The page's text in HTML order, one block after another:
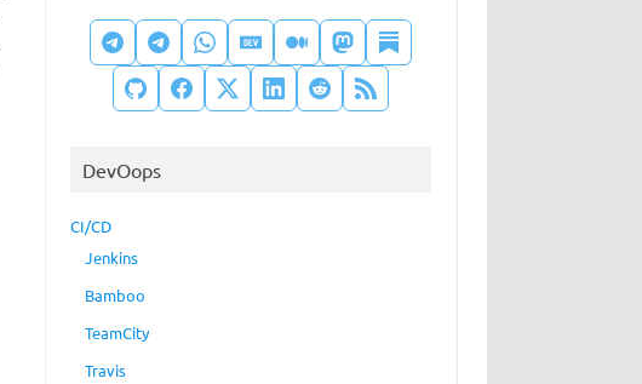
DevOops
CI/CD
Jenkins
Bamboo
TeamCity
Travis